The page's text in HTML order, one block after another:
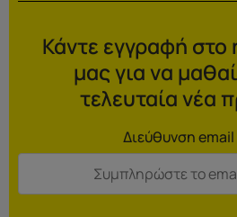
Κάντε εγγραφή
μας για να
τελευταία νέα
Διεύθυνση email